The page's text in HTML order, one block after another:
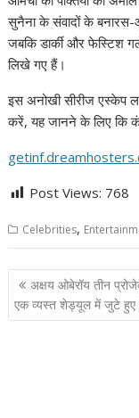
सुनैना के संवादों के बनारस-
जबकि डार्की और फेस्टिश गर्ल
लिखे गए हैं।
इस अनोखी सीरीज एस्केप
करें, यह जानने के लिए कि
Post Views: 768
Celebrities,
Post
navigation
अक्षय ओबेरॉय तीन
एक व्यस्त शेड्यूल में जुटे हुए